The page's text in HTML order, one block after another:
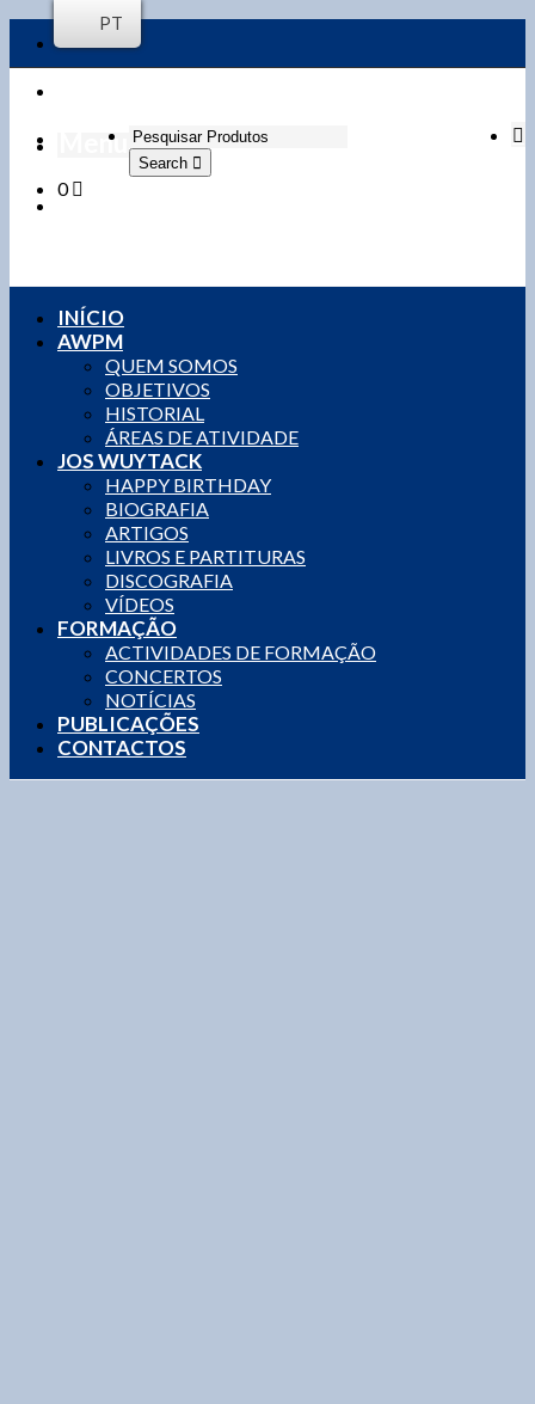
Menu
Search
0
INÍCIO
AWPM
QUEM SOMOS
OBJETIVOS
HISTORIAL
ÁREAS DE ATIVIDADE
JOS WUYTACK
HAPPY BIRTHDAY
BIOGRAFIA
ARTIGOS
LIVROS E PARTITURAS
DISCOGRAFIA
VÍDEOS
FORMAÇÃO
ACTIVIDADES DE FORMAÇÃO
CONCERTOS
NOTÍCIAS
PUBLICAÇÕES
CONTACTOS
PT